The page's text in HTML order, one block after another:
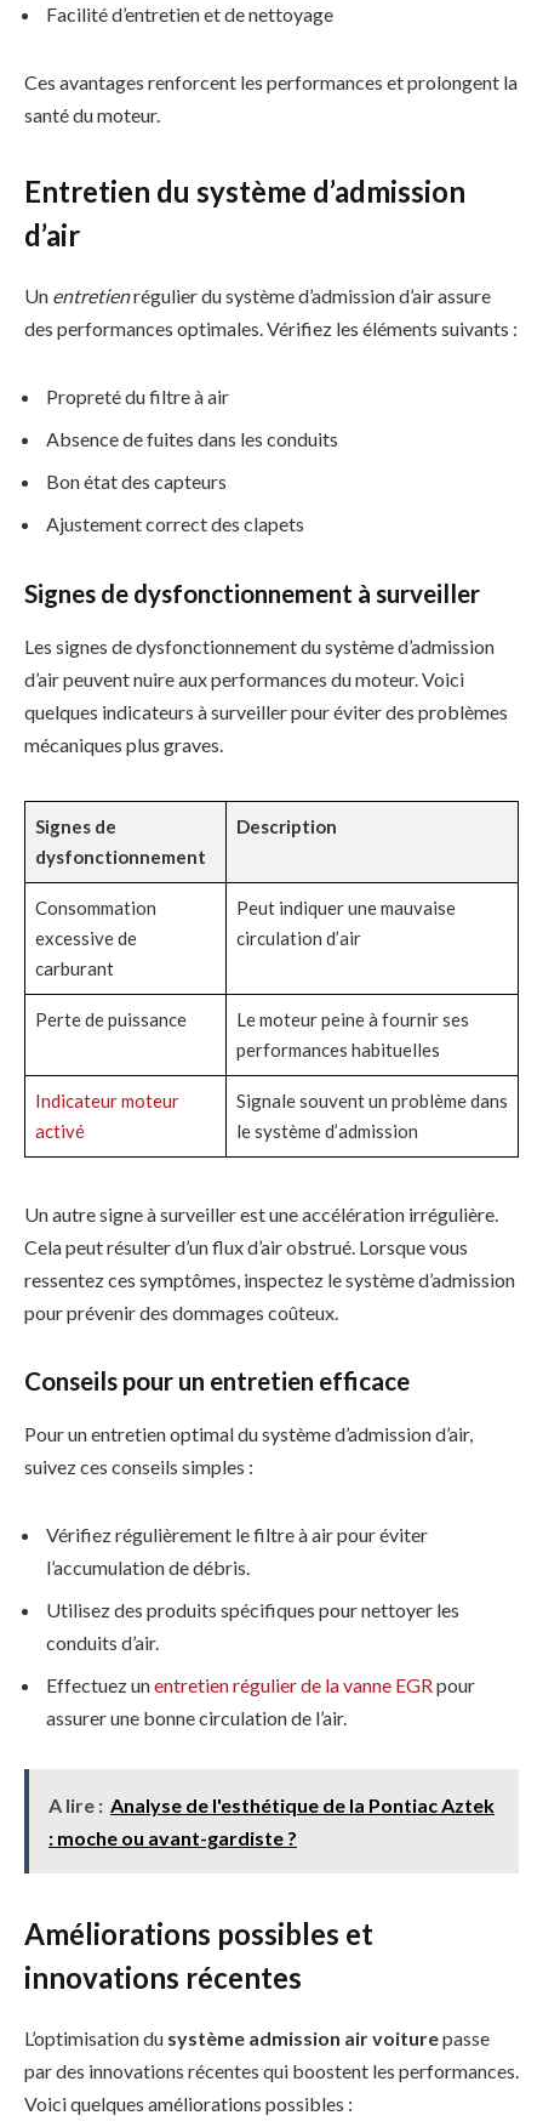
Facilité d’entretien et de nettoyage
Ces avantages renforcent les performances et prolongent la
santé du moteur.
Entretien du système d’admission
d’air
Un entretienrégulier du système d’admission d’air assure
des performances optimales. Vérifiez les éléments suivants :
Propreté du filtre à air
Absence de fuites dans les conduits
Bon état des capteurs
Ajustement correct des clapets
Signes de dysfonctionnement à surveiller
Les signes de dysfonctionnement du système d’admission
d’air peuvent nuire aux performances du moteur. Voici
quelques indicateurs à surveiller pour éviter des problèmes
mécaniques plus graves.
Signes de
dysfonctionnement
Description
Consommation
excessive de
carburant
Peut indiquer une mauvaise
circulation d’air
Perte de puissance
Le moteur peine à fournir ses
performances habituelles
Indicateur moteur
activé
Signale souvent un problème dans
le système d’admission
Un autre signe à surveiller est une accélération irrégulière.
Cela peut résulter d’un flux d’air obstrué. Lorsque vous
ressentez ces symptômes, inspectez le système d’admission
pour prévenir des dommages coûteux.
Conseils pour un entretien efficace
Pour un entretien optimal du système d’admission d’air,
suivez ces conseils simples :
Vérifiez régulièrement le filtre à air pour éviter
l’accumulation de débris.
Utilisez des produits spécifiques pour nettoyer les
conduits d’air.
Effectuez unentretien régulier de la vanne EGRpour
assurer une bonne circulation de l’air.
A lire : Analyse de l'esthétique de la Pontiac Aztek
: moche ou avant-gardiste ?
Améliorations possibles et
innovations récentes
L’optimisation du système admission air voiturepasse
par des innovations récentes qui boostent les performances.
Voici quelques améliorations possibles :